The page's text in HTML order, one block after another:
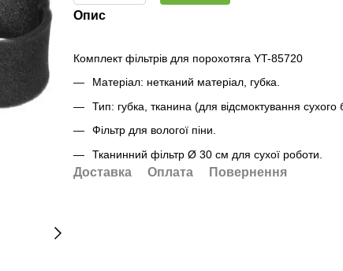
Опис
Комплект фільтрів для порохотяга YT-85720
Матеріал: нетканий матеріал, губка.
Тип: губка, тканина (для відсмоктування сухого
Фільтр для вологої піни.
Тканинний фільтр Ø 30 см для сухої роботи.
Доставка Оплата Повернення